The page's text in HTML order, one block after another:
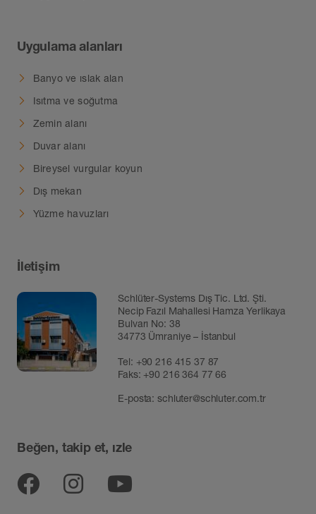
Uygulama alanları
Banyo ve ıslak alan
Isıtma ve soğutma
Zemin alanı
Duvar alanı
Bireysel vurgular koyun
Dış mekan
Yüzme havuzları
İletişim
Schlüter-Systems Dış Tic. Ltd. Şti.
Necip Fazıl Mahallesi Hamza Yerlikaya
Bulvarı No: 38
34773 Ümraniye – İstanbul
Tel: +90 216 415 37 87
Faks: +90 216 364 77 66
E-posta:schluter@schluter.com.tr
Beğen, takip et, ızle
Facebook
Instagram